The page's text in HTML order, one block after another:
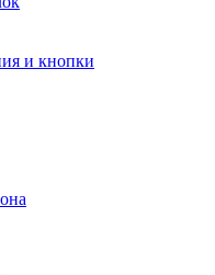
и кнопки